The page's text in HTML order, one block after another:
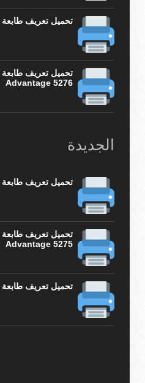
تحميل تعريف طابعة HP Laserjet 107a
Advantage 5276
الجديدة
تحميل تعريف طابعة HP MFP 133pn
Advantage 5275
تحميل تعريف طابعة HP MFP M130a